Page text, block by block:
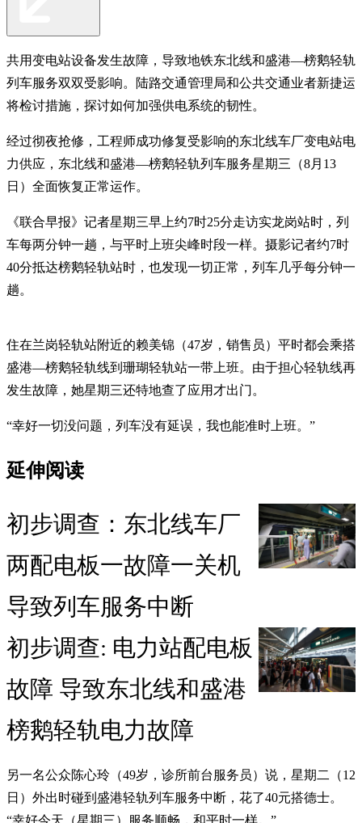
共用变电站设备发生故障，导致地铁东北线和盛港—榜鹅轻轨
列车服务双双受影响。陆路交通管理局和公共交通业者新捷运
将检讨措施，探讨如何加强供电系统的韧性。
经过彻夜抢修，工程师成功修复受影响的东北线车厂变电站电
力供应，东北线和盛港—榜鹅轻轨列车服务星期三（8月13
日）全面恢复正常运作。
《联合早报》记者星期三早上约7时25分走访实龙岗站时，列
车每两分钟一趟，与平时上班尖峰时段一样。摄影记者约7时
40分抵达榜鹅轻轨站时，也发现一切正常，列车几乎每分钟一
趟。
住在兰岗轻轨站附近的赖美锦（47岁，销售员）平时都会乘搭
盛港—榜鹅轻轨线到珊瑚轻轨站一带上班。由于担心轻轨线再
发生故障，她星期三还特地查了应用才出门。
“幸好一切没问题，列车没有延误，我也能准时上班。”
延伸阅读
初步调查：东北线车厂
两配电板一故障一关机
导致列车服务中断
初步调查: 电力站配电板
故障 导致东北线和盛港
榜鹅轻轨电力故障
另一名公众陈心玲（49岁，诊所前台服务员）说，星期二（12
日）外出时碰到盛港轻轨列车服务中断，花了40元搭德士。